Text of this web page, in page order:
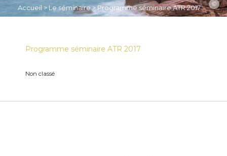
Accueil>Le séminaire>Programme séminaire ATR 2017 ©
Programme séminaire ATR 2017
Non classé